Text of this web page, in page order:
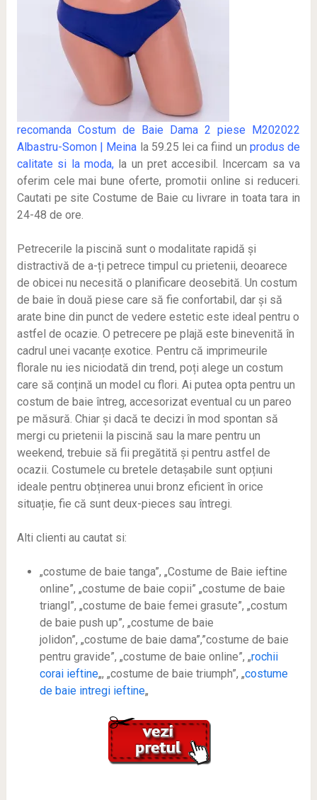
recomanda Costum de Baie Dama 2 piese M202022
Albastru-Somon | Meina la 59.25 lei ca fiind un produs de
calitate si la moda,la un pret accesibil. Incercam sa va
oferim cele mai bune oferte, promotii online si reduceri.
Cautati pe site Costume de Baie cu livrare in toata tara in
24-48 de ore.
Petrecerile la piscină sunt o modalitate rapidă și
distractivă de a-ți petrece timpul cu prietenii, deoarece
de obicei nu necesită o planificare deosebită. Un costum
de baie în două piese care să fie confortabil, dar și să
arate bine din punct de vedere estetic este ideal pentru o
astfel de ocazie. O petrecere pe plajă este binevenită în
cadrul unei vacanțe exotice. Pentru că imprimeurile
florale nu ies niciodată din trend, poți alege un costum
care să conțină un model cu flori. Ai putea opta pentru un
costum de baie întreg, accesorizat eventual cu un pareo
pe măsură. Chiar și dacă te decizi în mod spontan să
mergi cu prietenii la piscină sau la mare pentru un
weekend, trebuie să fii pregătită și pentru astfel de
ocazii. Costumele cu bretele detașabile sunt opțiuni
ideale pentru obținerea unui bronz eficient în orice
situație, fie că sunt deux-pieces sau întregi.
Alti clienti au cautat si:
„costume de baie tanga”, „Costume de Baie ieftine
online”, „costume de baie copii” „costume de baie
triangl”, „costume de baie femei grasute”, „costum
de baie push up”, „costume de baie
jolidon”, „costume de baie dama”,”costume de baie
pentru gravide”, „costume de baie online”, „rochii
corai ieftine„, „costume de baie triumph”, „costume
de baie intregi ieftine„